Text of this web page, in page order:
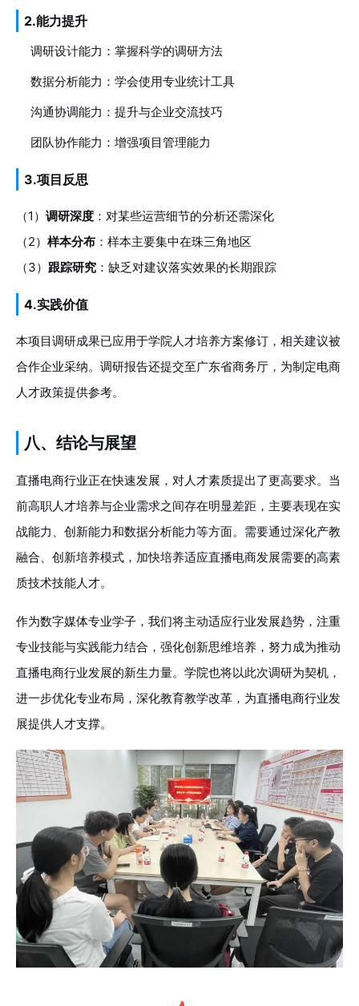
2.能力提升
调研设计能力：掌握科学的调研方法
数据分析能力：学会使用专业统计工具
沟通协调能力：提升与企业交流技巧
团队协作能力：增强项目管理能力
3.项目反思
（1） 调研深度 ：对某些运营细节的分析还需深化
（2） 样本分布 ：样本主要集中在珠三角地区
（3） 跟踪研究 ：缺乏对建议落实效果的长期跟踪
4.实践价值
本项目调研成果已应用于学院人才培养方案修订，相关建议被
合作企业采纳。调研报告还提交至广东省商务厅，为制定电商
人才政策提供参考。
八、结论与展望
直播电商行业正在快速发展，对人才素质提出了更高要求。当
前高职人才培养与企业需求之间存在明显差距，主要表现在实
战能力、创新能力和数据分析能力等方面。需要通过深化产教
融合、创新培养模式，加快培养适应直播电商发展需要的高素
质技术技能人才。
作为数字媒体专业学子，我们将主动适应行业发展趋势，注重
专业技能与实践能力结合，强化创新思维培养，努力成为推动
直播电商行业发展的新生力量。学院也将以此次调研为契机，
进一步优化专业布局，深化教育教学改革，为直播电商行业发
展提供人才支撑。